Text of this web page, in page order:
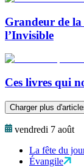
Grandeur de
l’Invisible
Ces livres qui
Charger plus
vendredi 7 août
La fête du
Évangile